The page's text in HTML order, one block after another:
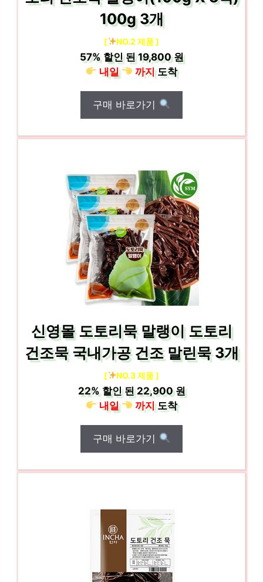
100g 3개
[ NO.2 제품 ]
57%할인 된19,800 원
내일
까지도착
구매 바로가기
신영몰 도토리묵 말랭이 도토리
건조묵 국내가공 건조 말린묵 3개
[ NO.3 제품 ]
22%할인 된22,900 원
내일
까지도착
구매 바로가기